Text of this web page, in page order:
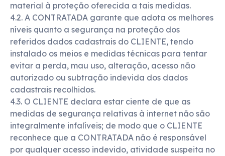
material à proteção oferecida a tais medidas.
4.2. A CONTRATADA garante que adota os melhores
níveis quanto a segurança na proteção dos
referidos dados cadastrais do CLIENTE, tendo
instalado os meios e medidas técnicas para tentar
evitar a perda, mau uso, alteração, acesso não
autorizado ou subtração indevida dos dados
cadastrais recolhidos.
4.3. O CLIENTE declara estar ciente de que as
medidas de segurança relativas à internet não são
integralmente infalíveis; de modo que o CLIENTE
reconhece que a CONTRATADA não é responsável
por qualquer acesso indevido, atividade suspeita no